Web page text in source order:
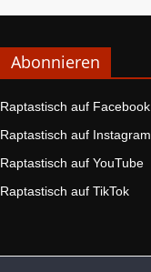
Abonnieren
Raptastisch auf Facebook
Raptastisch auf Instagram
Raptastisch auf YouTube
Raptastisch auf TikTok